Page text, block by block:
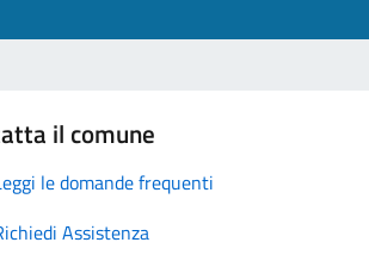
il comune
le domande frequenti
Assistenza